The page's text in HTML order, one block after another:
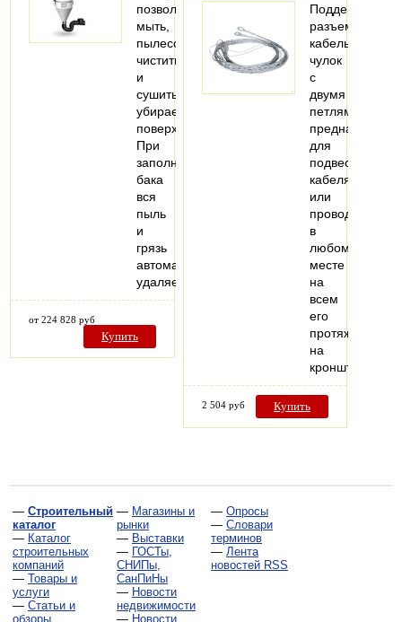
позволяют
мыть,
пылесосить,
чистить
и
сушить
убираемые
поверхности.
При
заполнении
бака
вся
пыль
и
грязь
автоматически
удаляется…
от 224 828 руб
Купить
разъемный
кабельный
чулок
с
двумя
петлями
предназначен
для
подвеса
кабеля
или
провода
в
любом
месте
на
всем
его
протяжении
на
кронштейны…
2 504 руб Купить
— Строительный
каталог
— Каталог
строительных
компаний
— Товары и
услуги
— Статьи и
обзоры
— Магазины и
рынки
— Выставки
— ГОСТы,
СНИПы,
СанПиНы
— Новости
недвижимости
— Новости
— Опросы
— Словари
терминов
— Лента
новостей RSS